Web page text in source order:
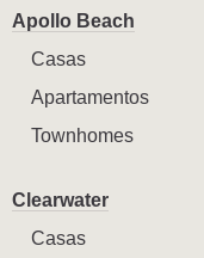
Apollo Beach
Casas
Apartamentos
Townhomes
Clearwater
Casas